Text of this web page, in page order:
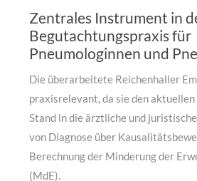
Zentrales Instrument in
Begutachtungspraxis für
Pneumologinnen und
Die überarbeitete Reichenhaller
praxisrelevant, da sie den
Stand in die ärztliche und
von Diagnose über
Berechnung der Minderung der
(MdE).